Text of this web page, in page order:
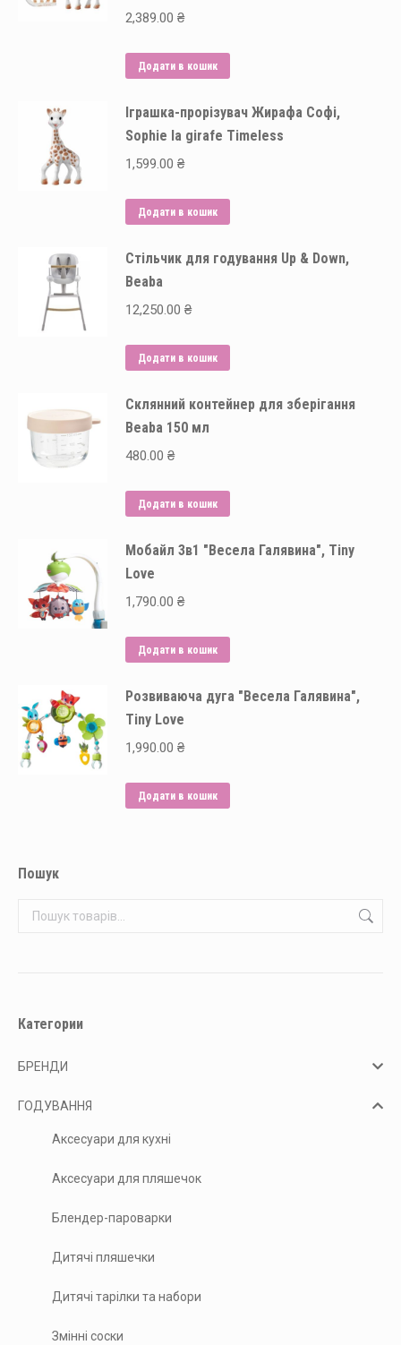
2,389.00 ₴
Додати в кошик
Іграшка-прорізувач Жирафа Софі,
Sophie la girafe Timeless
1,599.00 ₴
Додати в кошик
Стільчик для годування Up & Down,
Beaba
12,250.00 ₴
Додати в кошик
Склянний контейнер для зберігання
Beaba 150 мл
480.00 ₴
Додати в кошик
Мобайл 3в1 "Весела Галявина", Tiny
Love
1,790.00 ₴
Додати в кошик
Розвиваюча дуга "Весела Галявина",
Tiny Love
1,990.00 ₴
Додати в кошик
Пошук
Категории
БРЕНДИ
ГОДУВАННЯ
Аксесуари для кухні
Аксесуари для пляшечок
Блендер-пароварки
Дитячі пляшечки
Дитячі тарілки та набори
Змінні соски